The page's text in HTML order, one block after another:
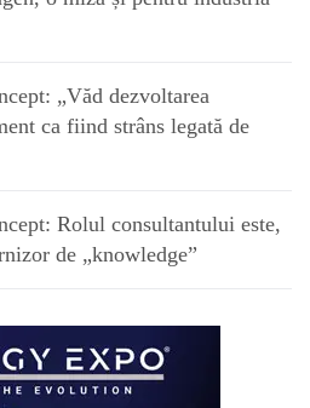
„Văd dezvoltarea
ca fiind strâns legată de
Rolul consultantului este,
de „knowledge”